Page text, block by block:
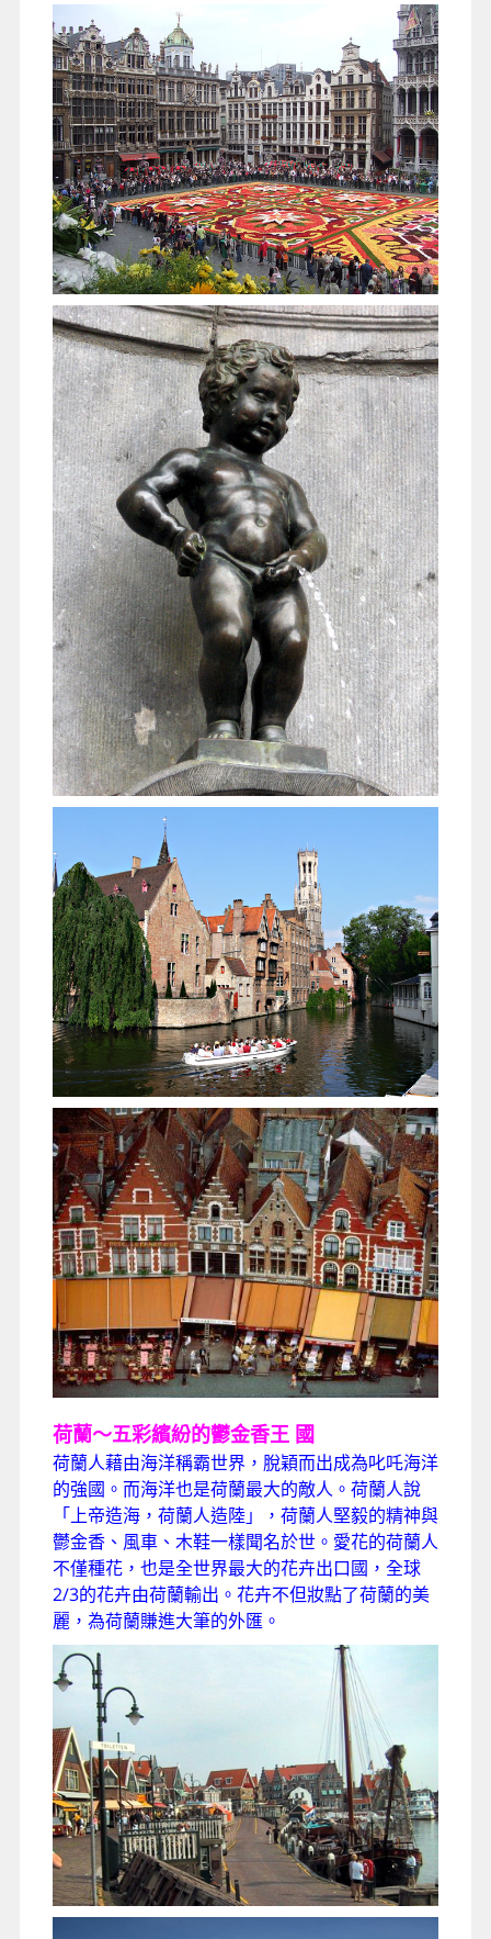
荷蘭～五彩繽紛的鬱金香王 國
荷蘭人藉由海洋稱霸世界，脫穎而出成為叱吒海洋
的強國。而海洋也是荷蘭最大的敵人。荷蘭人說
「上帝造海，荷蘭人造陸」，荷蘭人堅毅的精神與
鬱金香、風車、木鞋一樣聞名於世。愛花的荷蘭人
不僅種花，也是全世界最大的花卉出口國，全球
2/3的花卉由荷蘭輸出。花卉不但妝點了荷蘭的美
麗，為荷蘭賺進大筆的外匯。